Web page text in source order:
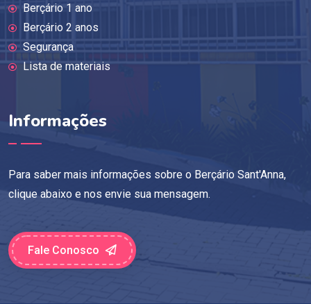
Berçário 1 ano
Berçário 2 anos
Segurança
Lista de materiais
Informações
Para saber mais informações sobre o Berçário Sant'Anna,
clique abaixo e nos envie sua mensagem.
Fale Conosco